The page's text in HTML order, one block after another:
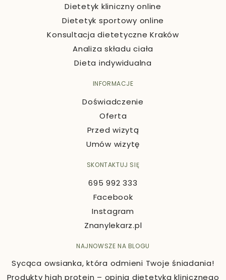
Dietetyk kliniczny online
Dietetyk sportowy online
Konsultacja dietetyczne Kraków
Analiza składu ciała
Dieta indywidualna
INFORMACJE
Doświadczenie
Oferta
Przed wizytą
Umów wizytę
SKONTAKTUJ SIĘ
695 992 333
Facebook
Instagram
Znanylekarz.pl
NAJNOWSZE NA BLOGU
Sycąca owsianka, która odmieni Twoje śniadania!
Produkty high protein – opinia dietetyka klinicznego